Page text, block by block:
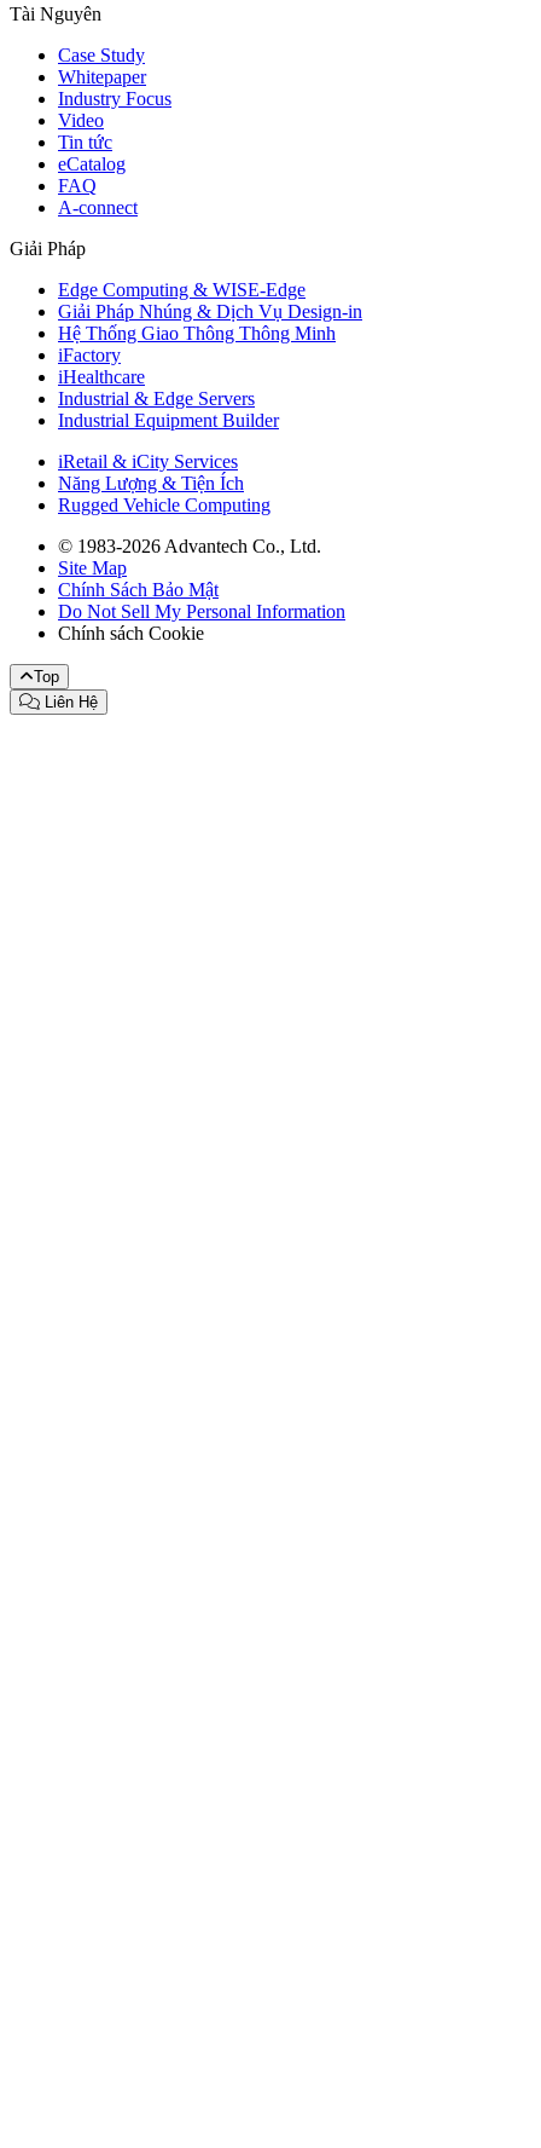
Tài Nguyên
Case Study
Whitepaper
Industry Focus
Video
Tin tức
eCatalog
FAQ
A-connect
Giải Pháp
Edge Computing & WISE-Edge
Giải Pháp Nhúng & Dịch Vụ Design-in
Hệ Thống Giao Thông Thông Minh
iFactory
iHealthcare
Industrial & Edge Servers
Industrial Equipment Builder
iRetail & iCity Services
Năng Lượng & Tiện Ích
Rugged Vehicle Computing
© 1983-2026 Advantech Co., Ltd.
Site Map
Chính Sách Bảo Mật
Do Not Sell My Personal Information
Chính sách Cookie
Top
Liên Hệ